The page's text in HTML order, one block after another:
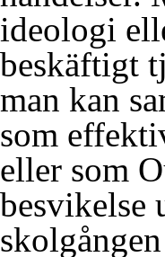
ideologi
beskäftigt
man kan
som
eller som
besvikelse